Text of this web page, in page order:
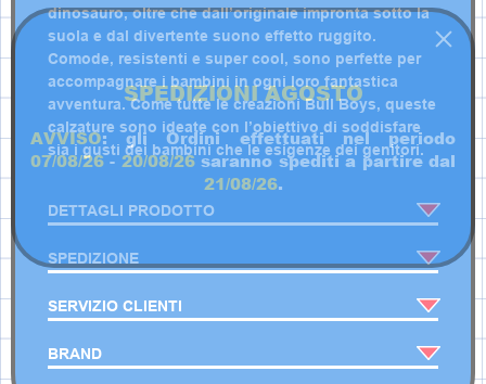
dinosauro, oltre che dall’originale impronta sotto la
suola e dal divertente suono effetto ruggito.
Comode, resistenti e super cool, sono perfette per
accompagnare i bambini in ogni loro fantastica
avventura. Come tutte le creazioni Bull Boys, queste
calzature sono ideate con l’obiettivo di soddisfare
sia i gusti dei bambini che le esigenze dei genitori.
DETTAGLI PRODOTTO
SPEDIZIONE
SERVIZIO CLIENTI
BRAND
SPEDIZIONI AGOSTO
AVVISO: gli Ordini effettuati nel periodo
07/08/26-20/08/26saranno spediti a partire dal
21/08/26.